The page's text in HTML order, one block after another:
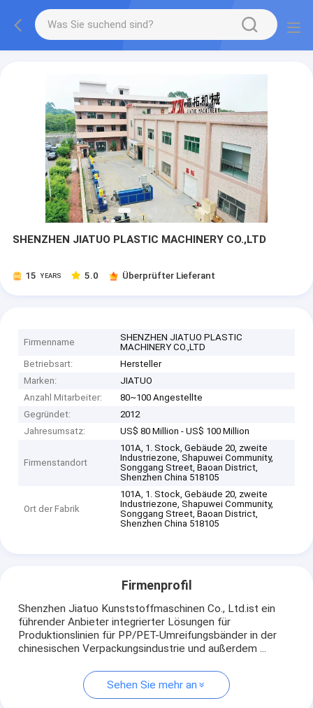
SHENZHEN JIATUO PLASTIC MACHINERY CO.,LTD
15 YEARS 5.0 Überprüfter Lieferant
Firmenname
SHENZHEN JIATUO PLASTIC
MACHINERY CO.,LTD
Betriebsart:
Hersteller
Marken:
JIATUO
Anzahl Mitarbeiter:
80~100 Angestellte
Gegründet:
2012
Jahresumsatz:
US$ 80 Million - US$ 100 Million
Firmenstandort
101A, 1. Stock, Gebäude 20, zweite
Industriezone, Shapuwei Community,
Songgang Street, Baoan District,
Shenzhen China 518105
Ort der Fabrik
101A, 1. Stock, Gebäude 20, zweite
Industriezone, Shapuwei Community,
Songgang Street, Baoan District,
Shenzhen China 518105
Firmenprofil
Shenzhen Jiatuo Kunststoffmaschinen Co., Ltd.ist ein
führender Anbieter integrierter Lösungen für
Produktionslinien für PP/PET-Umreifungsbänder in der
chinesischen Verpackungsindustrie und außerdem ...
Sehen Sie mehr an